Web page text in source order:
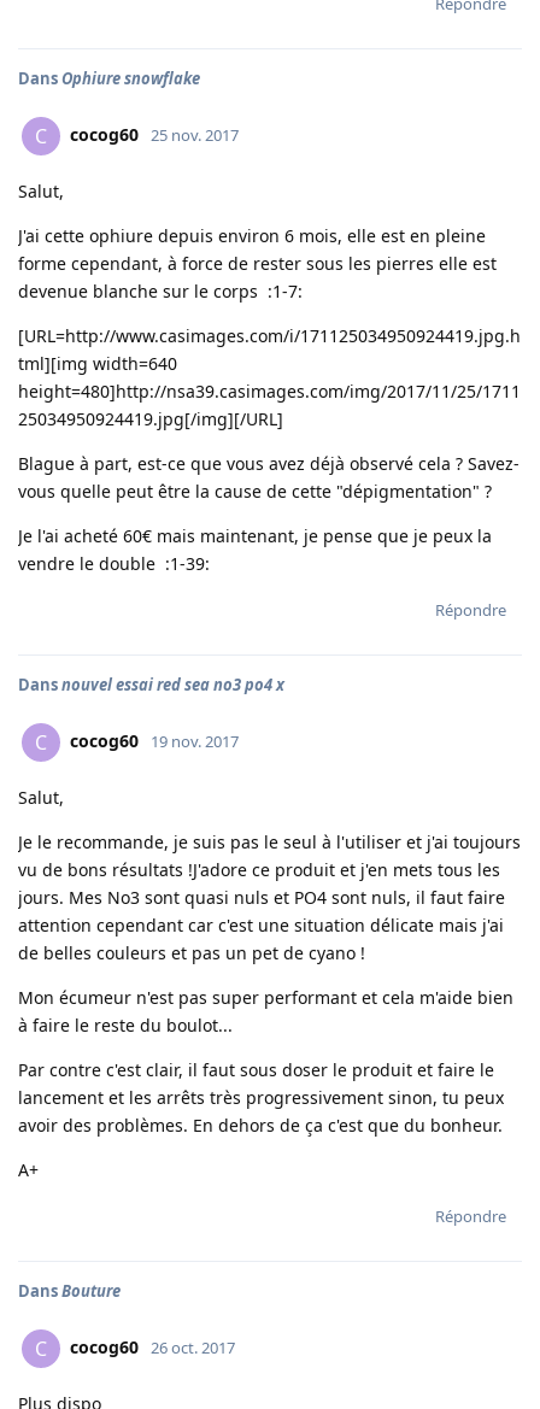
DansOphiure snowflake
C cocog60 25 nov. 2017
Salut,
J'ai cette ophiure depuis environ 6 mois, elle est en pleine
forme cependant, à force de rester sous les pierres elle est
devenue blanche sur le corps :1-7:
[URL=http://www.casimages.com/i/171125034950924419.jpg.h
tml][img width=640
height=480]http://nsa39.casimages.com/img/2017/11/25/1711
25034950924419.jpg[/img][/URL]
Blague à part, est-ce que vous avez déjà observé cela ? Savez-
vous quelle peut être la cause de cette "dépigmentation" ?
Je l'ai acheté 60€ mais maintenant, je pense que je peux la
vendre le double :1-39:
Répondre
Dansnouvel essai red sea no3 po4 x
C cocog60 19 nov. 2017
Salut,
Je le recommande, je suis pas le seul à l'utiliser et j'ai toujours
vu de bons résultats !J'adore ce produit et j'en mets tous les
jours. Mes No3 sont quasi nuls et PO4 sont nuls, il faut faire
attention cependant car c'est une situation délicate mais j'ai
de belles couleurs et pas un pet de cyano !
Mon écumeur n'est pas super performant et cela m'aide bien
à faire le reste du boulot...
Par contre c'est clair, il faut sous doser le produit et faire le
lancement et les arrêts très progressivement sinon, tu peux
avoir des problèmes. En dehors de ça c'est que du bonheur.
A+
Répondre
DansBouture
C cocog60 26 oct. 2017
Plus dispo